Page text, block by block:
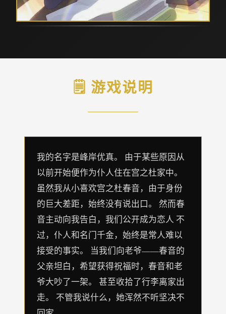
🗒️ 游戏说明
我的名字是峰岸优真。 由于某些原因从
以前开始便作为仆人住在宫之杜家中。
虽然我从小喜欢宫之杜春音，由于身份
的巨大差距，始终没有说出口。 然而春
音主动向我告白，我们公开成为恋人 不
过，仆人和名门千金，始终是常人难以
接受的事实。 当我们向老爷——春音的
父亲坦白，希望获得祝福时，春音和老
爷大吵了一架。 甚至收拾了行李离家出
走。 不管我说什么，她浑然不听坚决不